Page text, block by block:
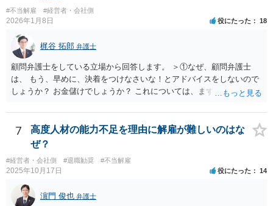
#不当解雇 #経営者・会社側
2026年1月8日 役にたった 18
梶谷 拓郎 弁護士
顧問弁護士をしている立場から回答します。 ＞①なぜ、顧問弁護士
は、 もう、早めに、決着をつけなさいな！とアドバイスをしないので
しょうか？ お金儲けでしょうか？ これについては、まず基本的に顧問
件を受任して遂行します。 そしてあなたの言う「早めに、決着をつけ
なさいな！」が意味するところは、「敗訴的和解」ということです
が、それには弁護士報酬はつきませんので、弁護士は確かに儲かりま
額してもらえるわけでもない他方で、弁護士報酬も期待できないた
め、むしろ他の事件処理ができないという意味で弁護士にも損害が増
すことはあっても、基本的に儲かることにはなりません。 控訴審で着
手金をもらうということはありますが、1回限りの関係ではなく顧問の
7
高度人材の能力不足を理由に解雇が難しいのはな
ぜ？
#経営者・会社側 #退職勧奨 #不当解雇
2025年10月17日 役にたった 14
濵門 俊也 弁護士